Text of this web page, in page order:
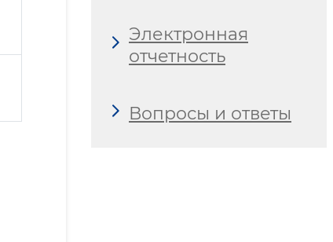
Электронная
отчетность
Вопросы и ответы